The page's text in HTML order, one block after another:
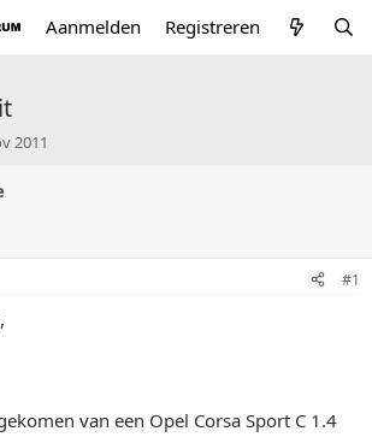
Aanmelden Registreren
2011
#1
van een Opel Corsa Sport C 1.4